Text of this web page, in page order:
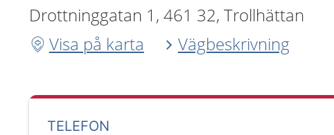
Drottninggatan 1, 461 32, Trollhättan
Visa på karta
Vägbeskrivning
TELEFON